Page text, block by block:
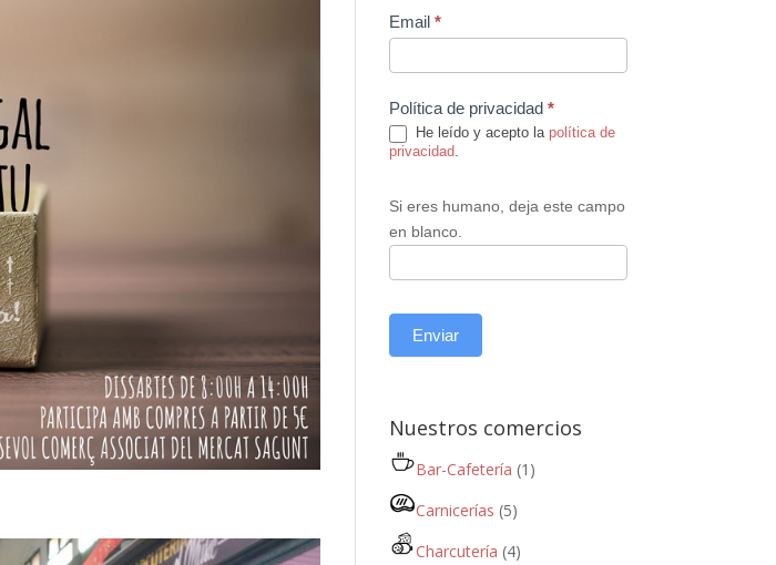
Email *
Política de privacidad *
He leído y acepto la política de
privacidad.
Si eres humano, deja este campo
en blanco.
Enviar
Nuestros comercios
Bar-Cafetería (1)
Carnicerías (5)
Charcutería (4)